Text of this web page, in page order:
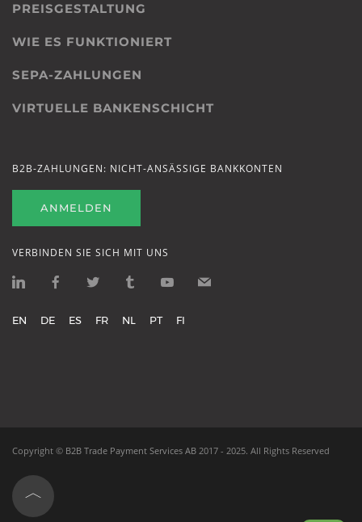
PREISGESTALTUNG
WIE ES FUNKTIONIERT
SEPA-ZAHLUNGEN
VIRTUELLE BANKENSCHICHT
B2B-ZAHLUNGEN: NICHT-ANSÄSSIGE BANKKONTEN
ANMELDEN
VERBINDEN SIE SICH MIT UNS
EN DE ES FR NL PT FI
Copyright © B2B Trade Payment Services AB 2017 - 2025. All Rights Reserved